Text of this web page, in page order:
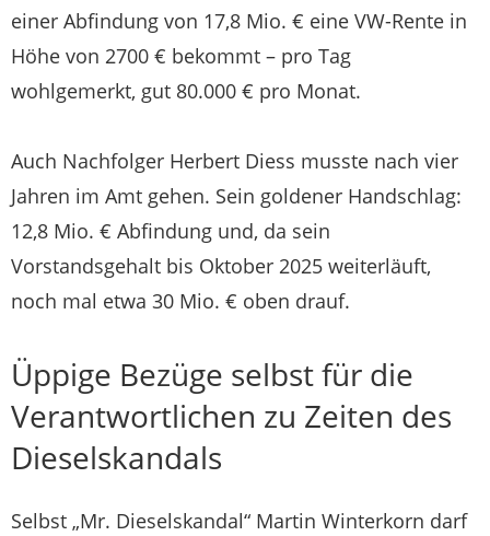
einer Abfindung von 17,8 Mio. € eine VW-Rente in
Höhe von 2700 € bekommt – pro Tag
wohlgemerkt, gut 80.000 € pro Monat.
Auch Nachfolger Herbert Diess musste nach vier
Jahren im Amt gehen. Sein goldener Handschlag:
12,8 Mio. € Abfindung und, da sein
Vorstandsgehalt bis Oktober 2025 weiterläuft,
noch mal etwa 30 Mio. € oben drauf.
Üppige Bezüge selbst für die
Verantwortlichen zu Zeiten des
Dieselskandals
Selbst „Mr. Dieselskandal“ Martin Winterkorn darf